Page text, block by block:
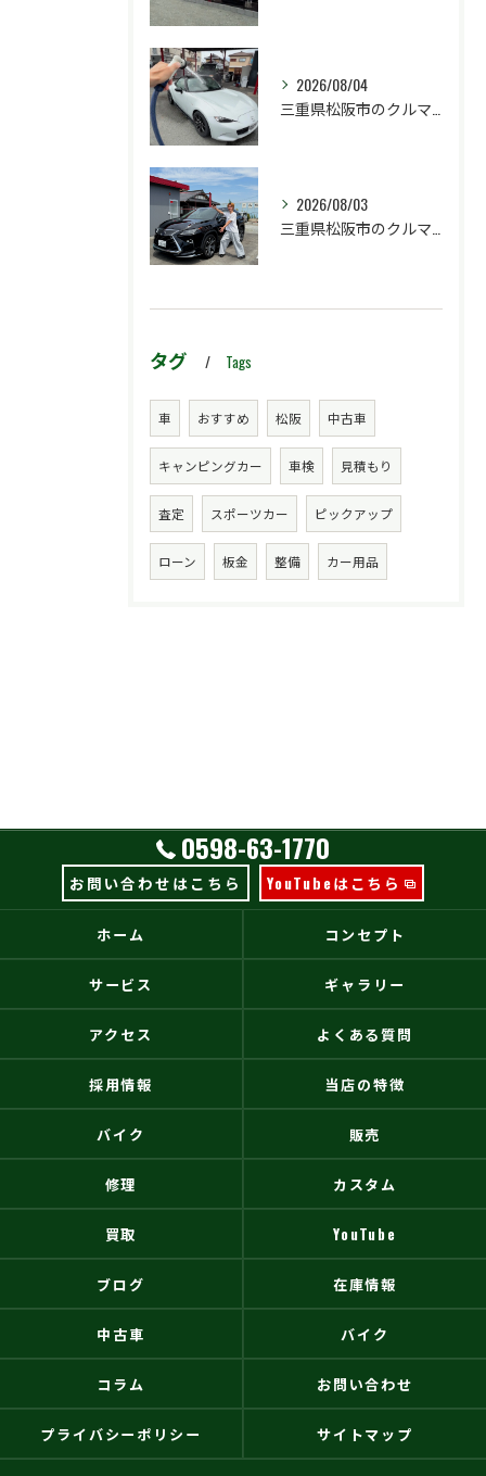
2026/08/04
2026/08/03
タグ Tags
車 おすすめ 松阪 中古車
キャンピングカー 車検 見積もり
査定 スポーツカー ピックアップ
ローン 板金 整備 カー用品
0598-63-1770
お問い合わせはこちら YouTubeはこちら
ホーム コンセプト
サービス ギャラリー
アクセス よくある質問
採用情報 当店の特徴
バイク 販売
修理 カスタム
買取 YouTube
ブログ 在庫情報
中古車 バイク
コラム お問い合わせ
プライバシーポリシー サイトマップ